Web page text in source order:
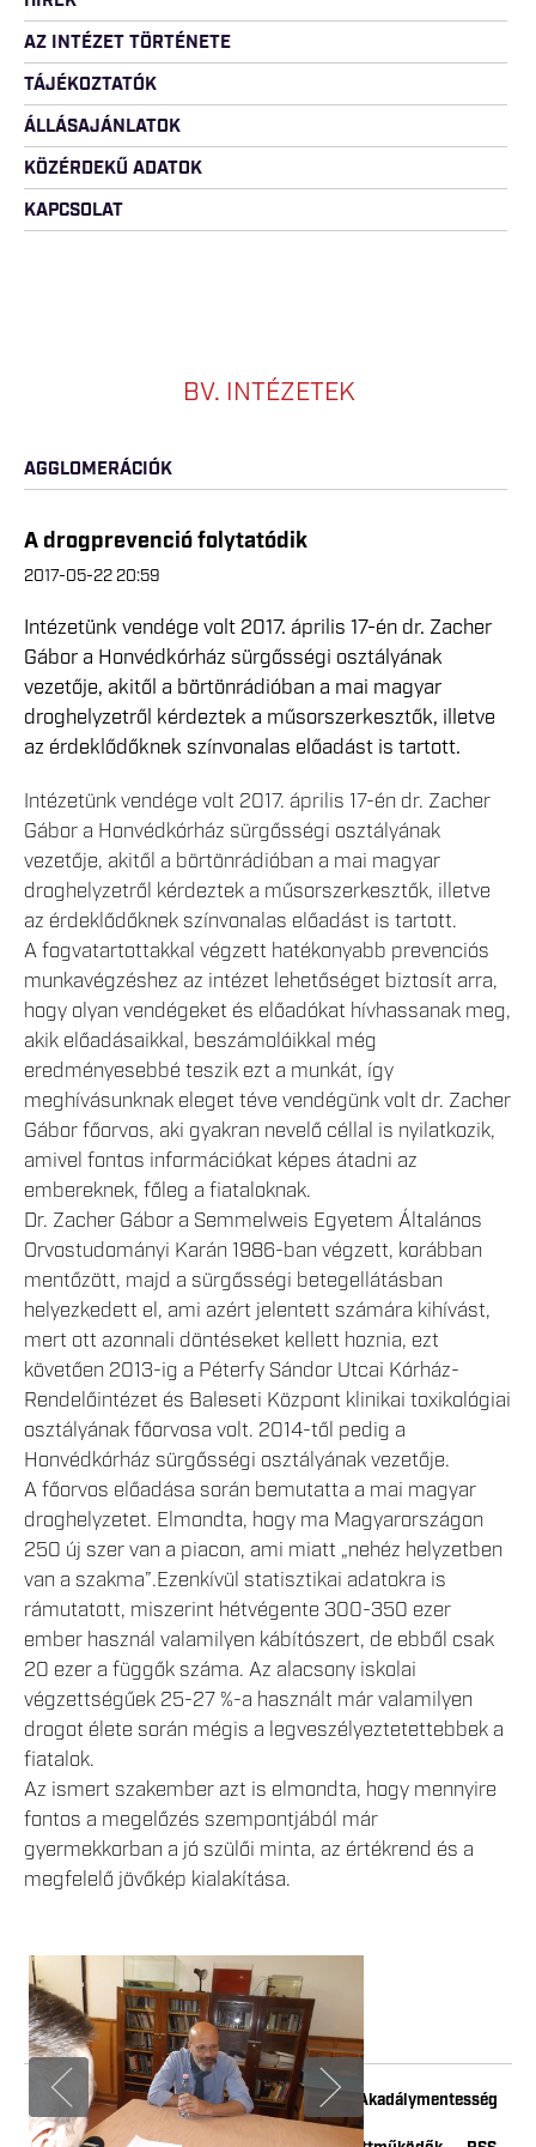
AZ INTÉZET TÖRTÉNETE
TÁJÉKOZTATÓK
ÁLLÁSAJÁNLATOK
KÖZÉRDEKŰ ADATOK
KAPCSOLAT
BV. INTÉZETEK
AGGLOMERÁCIÓK
A drogprevenció folytatódik
2017-05-22 20:59
Intézetünk vendége volt 2017. április 17-én dr. Zacher
Gábor a Honvédkórház sürgősségi osztályának
vezetője, akitől a börtönrádióban a mai magyar
droghelyzetről kérdeztek a műsorszerkesztők, illetve
az érdeklődőknek színvonalas előadást is tartott.
Intézetünk vendége volt 2017. április 17-én dr. Zacher
Gábor a Honvédkórház sürgősségi osztályának
vezetője, akitől a börtönrádióban a mai magyar
droghelyzetről kérdeztek a műsorszerkesztők, illetve
az érdeklődőknek színvonalas előadást is tartott.
A fogvatartottakkal végzett hatékonyabb prevenciós
munkavégzéshez az intézet lehetőséget biztosít arra,
hogy olyan vendégeket és előadókat hívhassanak meg,
akik előadásaikkal, beszámolóikkal még
eredményesebbé teszik ezt a munkát, így
meghívásunknak eleget téve vendégünk volt dr. Zacher
Gábor főorvos, aki gyakran nevelő céllal is nyilatkozik,
amivel fontos információkat képes átadni az
embereknek, főleg a fiataloknak.
Dr. Zacher Gábor a Semmelweis Egyetem Általános
Orvostudományi Karán 1986-ban végzett, korábban
mentőzött, majd a sürgősségi betegellátásban
helyezkedett el, ami azért jelentett számára kihívást,
mert ott azonnali döntéseket kellett hoznia, ezt
követően 2013-ig a Péterfy Sándor Utcai Kórház-
Rendelőintézet és Baleseti Központ klinikai toxikológiai
osztályának főorvosa volt. 2014-től pedig a
Honvédkórház sürgősségi osztályának vezetője.
A főorvos előadása során bemutatta a mai magyar
droghelyzetet. Elmondta, hogy ma Magyarországon
250 új szer van a piacon, ami miatt „nehéz helyzetben
van a szakma”.Ezenkívül statisztikai adatokra is
rámutatott, miszerint hétvégente 300-350 ezer
ember használ valamilyen kábítószert, de ebből csak
20 ezer a függők száma. Az alacsony iskolai
végzettségűek 25-27 %-a használt már valamilyen
drogot élete során mégis a legveszélyeztetettebbek a
fiatalok.
Az ismert szakember azt is elmondta, hogy mennyire
fontos a megelőzés szempontjából már
gyermekkorban a jó szülői minta, az értékrend és a
megfelelő jövőkép kialakítása.
Impresszum Adatkezelési tájékoztató Akadálymentesség